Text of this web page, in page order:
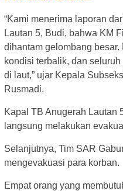
“Kami menerima laporan
Lautan 5, Budi, bahwa KM
dihantam gelombang
kondisi terbalik, dan
di laut,” ujar Kepala
Rusmadi.
Kapal TB Anugerah Lautan
langsung melakukan
Selanjutnya, Tim SAR
mengevakuasi para korban.
Empat orang yang